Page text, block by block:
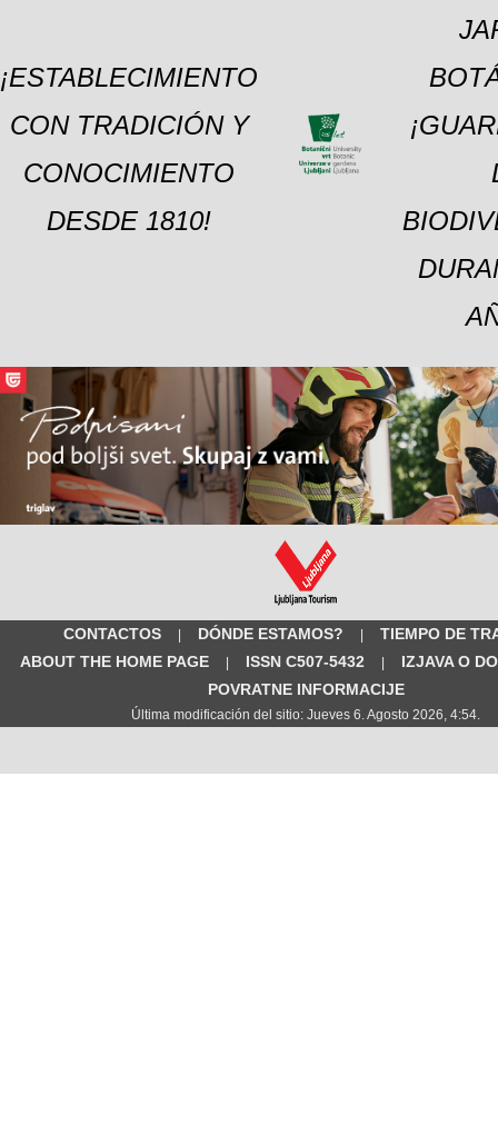
¡ESTABLECIMIENTO
CON TRADICIÓN Y
CONOCIMIENTO
DESDE 1810!
CONTACTOS | DÓNDE ESTAMOS? |
TIEMPO DE
ABOUT THE HOME PAGE
| ISSN C507-5432 |
IZJAVA O
POVRATNE INFORMACIJE
Última modificación del sitio: Jueves 6. Agosto 2026, 4:54.